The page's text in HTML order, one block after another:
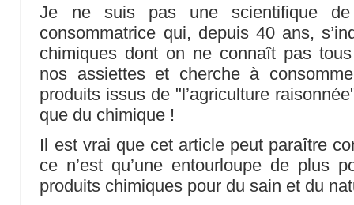
Je ne suis pas une scientifique
consommatrice qui, depuis 40 ans,
chimiques dont on ne connaît pas
nos assiettes et cherche à
produits issus de "l’agriculture
que du chimique !
Il est vrai que cet article peut paraître
ce n’est qu’une entourloupe de plus
produits chimiques pour du sain et du